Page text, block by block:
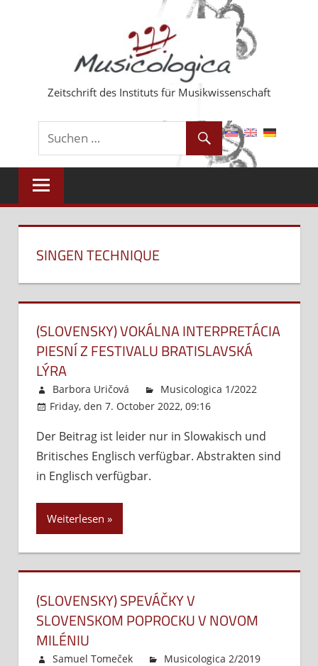
Zeitschrift des Instituts für Musikwissenschaft
SINGEN TECHNIQUE
(SLOVENSKY) VOKÁLNA INTERPRETÁCIA
PIESNÍ Z FESTIVALU BRATISLAVSKÁ
LÝRA
Barbora Uričová
Musicologica 1/2022
Friday, den 7. October 2022, 09:16
deaktiviert
lýra
Der Beitrag ist leider nur in Slowakisch und
Britisches Englisch verfügbar. Abstrakten sind
in Englisch verfügbar.
Weiterlesen
(SLOVENSKY) SPEVÁČKY V
SLOVENSKOM POPROCKU V NOVOM
MILÉNIU
Samuel Tomeček
Musicologica 2/2019